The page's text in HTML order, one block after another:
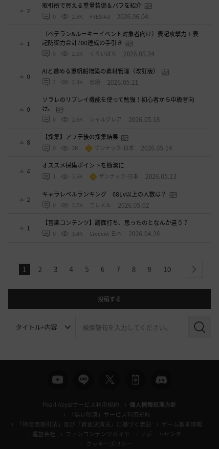
2
取引所で買える重量装備＆バフを紹介
0 2.8K FRESIA3 2026.06.04
1
（ベテラン&ルーキーイベント対象者向け）表記攻撃力＋表
記防御力合計700達成の手引き
0 2.5K くろいばら 2026.05.24
0
AIと進める重帆船増築の素材管理（改訂版）
2 2.3K 氷鏡 2026.05.21
0
ソラレのリプレイ機能を使って勉強！初心者から中級者向
け。
0 2.6K シャルグレア 2026.05.18
8
【採集】アプデ後の採集結果
0 3K ザンナック-日本 2026.05.14
4
オススメ採集ポイントを簡潔に
1 3.5K ザンナック-日本 2026.05.13
2
キャラレベルランキング 68Lv以上の人数は？
0 3.7K エレメル 2026.05.02
1
【音楽コンテンツ】譜面打ち、思ったのとなんか違う？
0 3.4K Crecent-日本 2026.04.28
1 2 3 4 5 6 7 8 9 10 next
投稿する
検
Pearl Abyssサービス利用規約
個人情報処理方針
「黒い砂漠」サービス利用規約
「特定商取引法」及び「資金決済法」に基づく表記
ゲーム基本情報
運営会社
ファンコンテンツガイド
サポートセンター
クッキーポリシー